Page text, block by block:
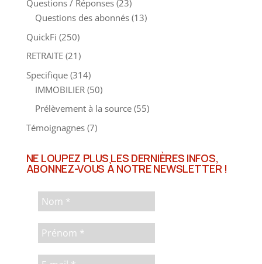
Questions / Réponses(23)
Questions des abonnés(13)
QuickFi (250)
RETRAITE(21)
Specifique(314)
IMMOBILIER(50)
Prélèvement à la source(55)
Témoignagnes(7)
NE LOUPEZ PLUS LES DERNIÈRES INFOS,
ABONNEZ-VOUS À NOTRE NEWSLETTER !